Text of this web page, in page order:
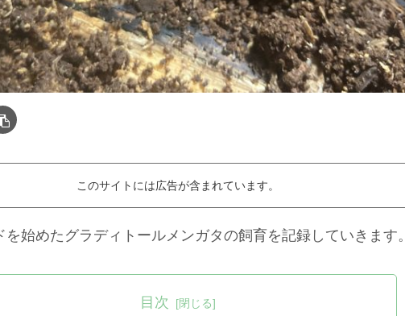
このサイトには広告が含まれています。
始めたグラディトールメンガタの飼育を記録していきます。
目次